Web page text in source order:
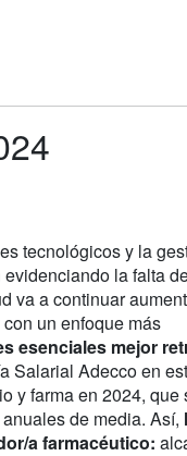
tecnológicos y la
la falta
va a continuar
un enfoque más
esenciales mejor
Salarial Adecco en
y farma en 2024, que
de media. Así,
a farmacéutico: